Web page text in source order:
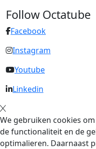
Follow Octatube
Facebook
Instagram
Youtube
Linkedin
We gebruiken cookies
de functionaliteit en de
optimalieren. Daarnaast